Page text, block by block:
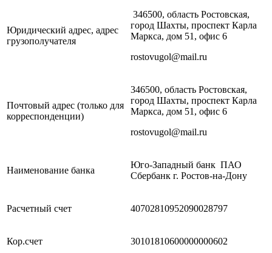
Юридический адрес, адрес
грузополучателя
346500, область Ростовская,
город Шахты, проспект Карла
Маркса, дом 51, офис 6
rostovugol@mail.ru
Почтовый адрес (только для
корреспонденции)
346500, область Ростовская,
город Шахты, проспект Карла
Маркса, дом 51, офис 6
rostovugol@mail.ru
Наименование банка
Юго-Западный банк ПАО
Сбербанк г. Ростов-на-Дону
Расчетный счет 40702810952090028797
Кор.счет 30101810600000000602